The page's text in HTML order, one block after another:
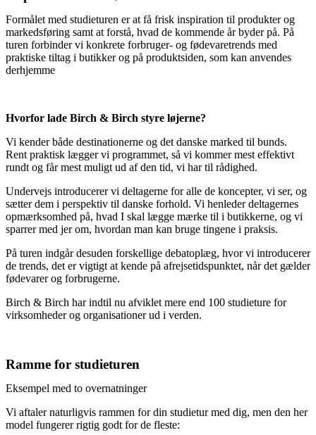
Formålet med studieturen er at få frisk inspiration til produkter og
markedsføring samt at forstå, hvad de kommende år byder på. På
turen forbinder vi konkrete forbruger- og fødevaretrends med
praktiske tiltag i butikker og på produktsiden, som kan anvendes
derhjemme
Hvorfor lade Birch & Birch styre løjerne?
Vi kender både destinationerne og det danske marked til bunds.
Rent praktisk lægger vi programmet, så vi kommer mest effektivt
rundt og får mest muligt ud af den tid, vi har til rådighed.
Undervejs introducerer vi deltagerne for alle de koncepter, vi ser, og
sætter dem i perspektiv til danske forhold. Vi henleder deltagernes
opmærksomhed på, hvad I skal lægge mærke til i butikkerne, og vi
sparrer med jer om, hvordan man kan bruge tingene i praksis.
På turen indgår desuden forskellige debatoplæg, hvor vi introducerer
de trends, det er vigtigt at kende på afrejsetidspunktet, når det gælder
fødevarer og forbrugerne.
Birch & Birch har indtil nu afviklet mere end 100 studieture for
virksomheder og organisationer ud i verden.
Ramme for studieturen
Eksempel med to overnatninger
Vi aftaler naturligvis rammen for din studietur med dig, men den her
model fungerer rigtig godt for de fleste: